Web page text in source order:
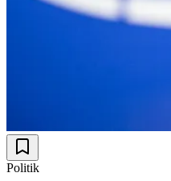
Politik